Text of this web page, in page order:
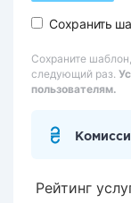
Сохранить
Сохраните
следующий раз.
пользователям.
Рейтинг